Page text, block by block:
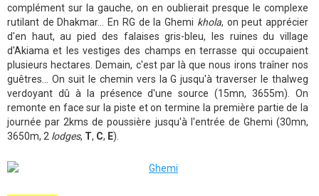
complément sur la gauche, on en oublierait presque le complexe
rutilant de Dhakmar... En RG de la Ghemi khola, on peut apprécier
d'en haut, au pied des falaises gris-bleu, les ruines du village
d'Akiama et les vestiges des champs en terrasse qui occupaient
plusieurs hectares. Demain, c'est par là que nous irons traîner nos
guêtres... On suit le chemin vers la G jusqu'à traverser le thalweg
verdoyant dû à la présence d'une source (15mn, 3655m). On
remonte en face sur la piste et on termine la première partie de la
journée par 2kms de poussière jusqu'à l'entrée de Ghemi (30mn,
3650m, 2 lodges, T, C, E).